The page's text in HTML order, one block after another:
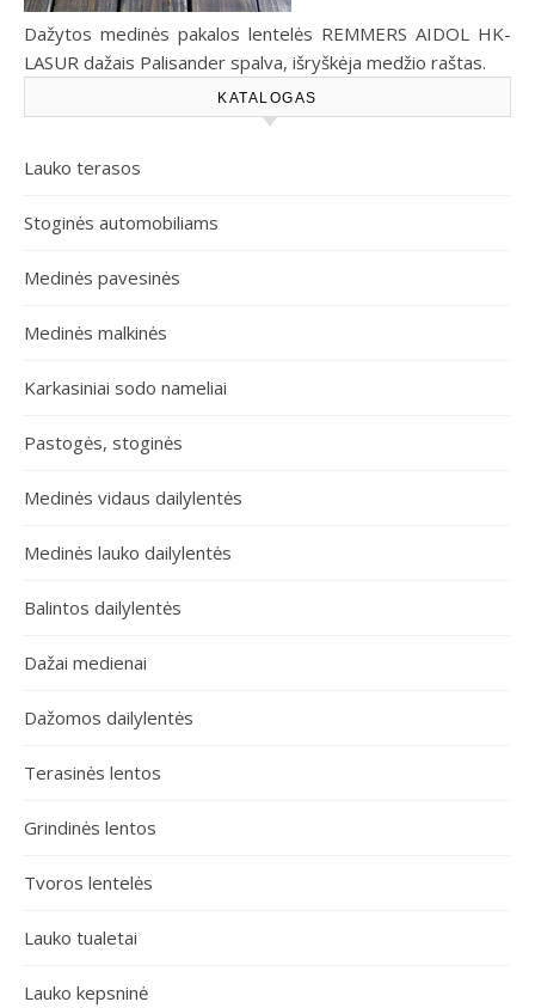
Dažytos medinės pakalos lentelės REMMERS AIDOL HK-
LASUR dažais Palisander spalva, išryškėja medžio raštas.
KATALOGAS
Lauko terasos
Stoginės automobiliams
Medinės pavesinės
Medinės malkinės
Karkasiniai sodo nameliai
Pastogės, stoginės
Medinės vidaus dailylentės
Medinės lauko dailylentės
Balintos dailylentės
Dažai medienai
Dažomos dailylentės
Terasinės lentos
Grindinės lentos
Tvoros lentelės
Lauko tualetai
Lauko kepsninė